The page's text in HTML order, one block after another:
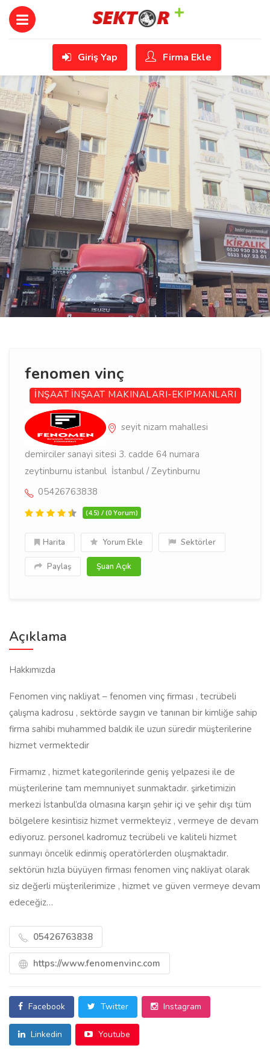
Giriş Yap Firma Ekle
fenomen vinç
İNŞAAT İNŞAAT MAKINALARI-EKIPMANLARI
seyit nizam mahallesi
demirciler sanayi sitesi 3. cadde 64 numara
zeytinburnu istanbul İstanbul / Zeytinburnu
05426763838
(4.5) / (0 Yorum)
Harita Yorum Ekle Sektörler
Paylaş Şuan Açık
Açıklama
Hakkımızda
Fenomen vinç nakliyat – fenomen vinç firması , tecrübeli
çalışma kadrosu , sektörde saygın ve tanınan bir kimliğe sahip
firma sahibi muhammed baldık ile uzun süredir müşterilerine
hizmet vermektedir
Firmamız , hizmet kategorilerinde geniş yelpazesi ile de
müşterilerine tam memnuniyet sunmaktadır. şirketimizin
merkezi İstanbul’da olmasına karşın şehir içi ve şehir dışı tüm
bölgelere kesintisiz hizmet vermekteyiz , vermeye de devam
ediyoruz. personel kadromuz tecrübeli ve kaliteli hizmet
sunmayı öncelik edinmiş operatörlerden oluşmaktadır.
sektörün hızla büyüyen firması fenomen vinç nakliyat olarak
siz değerli müşterilerimize , hizmet ve güven vermeye devam
edeceğiz…
05426763838
https://www.fenomenvinc.com
Facebook Twitter Instagram
Linkedin Youtube